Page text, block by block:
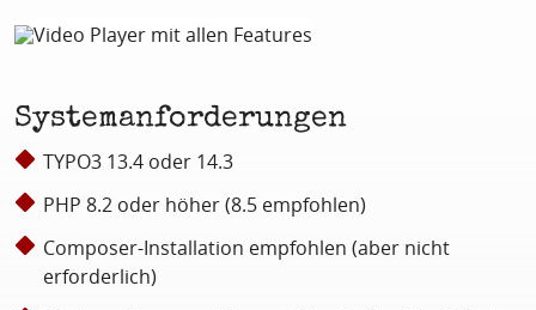
Systemanforderungen
TYPO3 13.4 oder 14.3
PHP 8.2 oder höher (8.5 empfohlen)
Composer-Installation empfohlen (aber nicht
erforderlich)